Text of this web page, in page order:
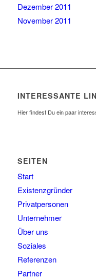
Dezember 2011
November 2011
INTERESSANTE
Hier findest Du ein paar
SEITEN
Start
Existenzgründer
Privatpersonen
Unternehmer
Über uns
Soziales
Referenzen
Partner